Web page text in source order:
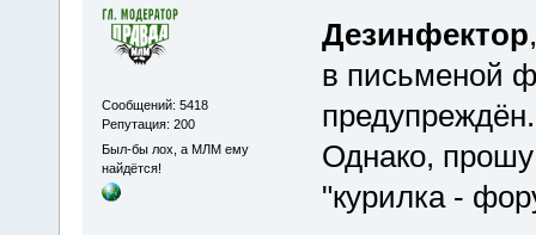
Сообщений: 5418
Репутация: 200
Был-бы лох, а МЛМ ему
найдётся!
Дезинфектор,
в письменой
предупреждён.
Однако, прошу
"курилка -